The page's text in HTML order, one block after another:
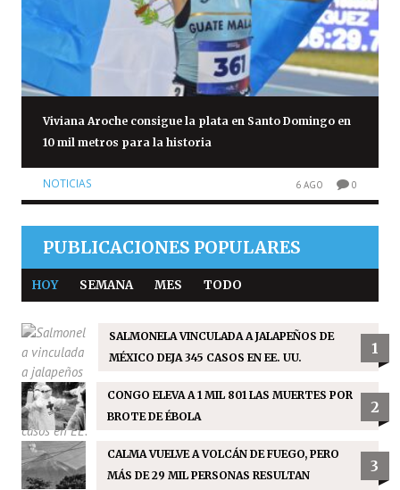
Viviana Aroche consigue la plata en Santo Domingo en
10 mil metros para la historia
NOTICIAS 6 AGO 0
PUBLICACIONES POPULARES
HOY SEMANA MES TODO
SALMONELA VINCULADA A JALAPEÑOS DE
MÉXICO DEJA 345 CASOS EN EE. UU.
1
CONGO ELEVA A 1 MIL 801 LAS MUERTES POR
BROTE DE ÉBOLA
2
CALMA VUELVE A VOLCÁN DE FUEGO, PERO
MÁS DE 29 MIL PERSONAS RESULTAN
3